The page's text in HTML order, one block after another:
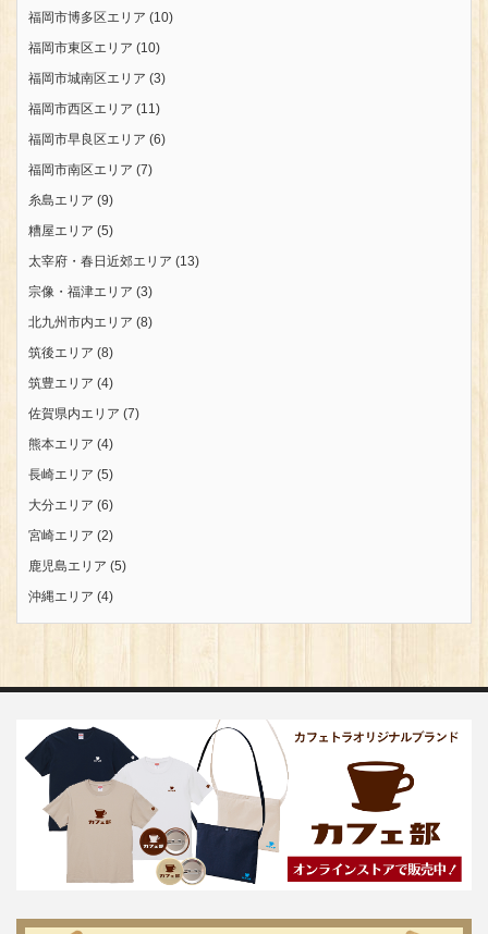
福岡市博多区エリア (10)
福岡市東区エリア (10)
福岡市城南区エリア (3)
福岡市西区エリア (11)
福岡市早良区エリア (6)
福岡市南区エリア (7)
糸島エリア (9)
糟屋エリア (5)
太宰府・春日近郊エリア (13)
宗像・福津エリア (3)
北九州市内エリア (8)
筑後エリア (8)
筑豊エリア (4)
佐賀県内エリア (7)
熊本エリア (4)
長崎エリア (5)
大分エリア (6)
宮崎エリア (2)
鹿児島エリア (5)
沖縄エリア (4)